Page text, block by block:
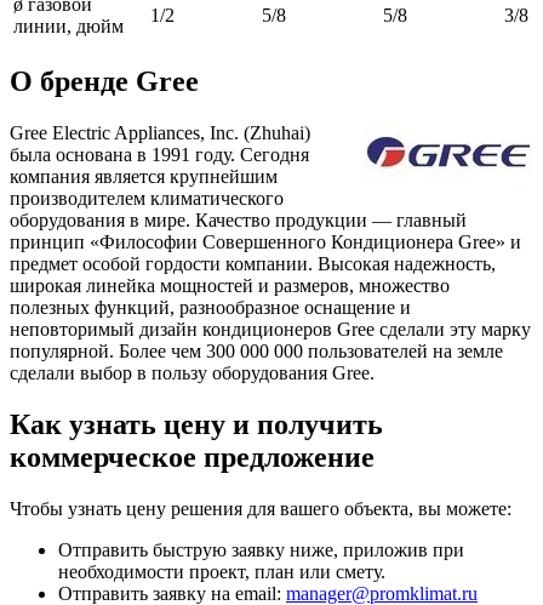
линии, дюйм
1/2 5/8 5/8 3/8
О бренде Gree
Gree Electric Appliances, Inc. (Zhuhai)
была основана в 1991 году. Сегодня
компания является крупнейшим
производителем климатического
оборудования в мире. Качество продукции — главный
принцип «Философии Совершенного Кондиционера Gree» и
предмет особой гордости компании. Высокая надежность,
широкая линейка мощностей и размеров, множество
полезных функций, разнообразное оснащение и
неповторимый дизайн кондиционеров Gree сделали эту марку
популярной. Более чем 300 000 000 пользователей на земле
сделали выбор в пользу оборудования Gree.
Как узнать цену и получить
коммерческое предложение
Чтобы узнать цену решения для вашего объекта, вы можете:
Отправить быструю заявку ниже, приложив при
необходимости проект, план или смету.
Отправить заявку на email: manager@promklimat.ru